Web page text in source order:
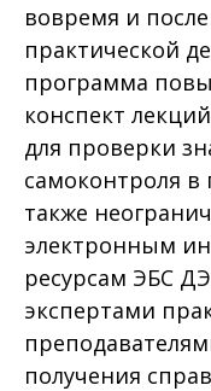
вовремя и
практической
программа
конспект
для проверки
самоконтроля в
также
электронным
ресурсам ЭБС
экспертами
получения